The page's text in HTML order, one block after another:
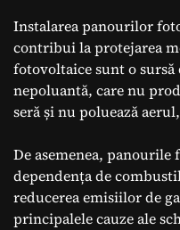
Instalarea panourilor
contribui la protejarea
fotovoltaice sunt o sursă
nepoluantă, care nu
seră și nu poluează
De asemenea,
dependența de
reducerea emisiilor de
principalele cauze ale